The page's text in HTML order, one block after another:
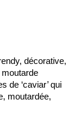
décorative,
de ‘caviar’ qui
moutardée,